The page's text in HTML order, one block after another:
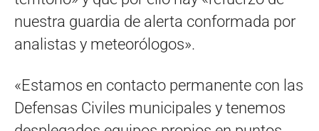
nuestra guardia de alerta conformada por
analistas y meteorólogos».
«Estamos en contacto permanente con las
Defensas Civiles municipales y tenemos